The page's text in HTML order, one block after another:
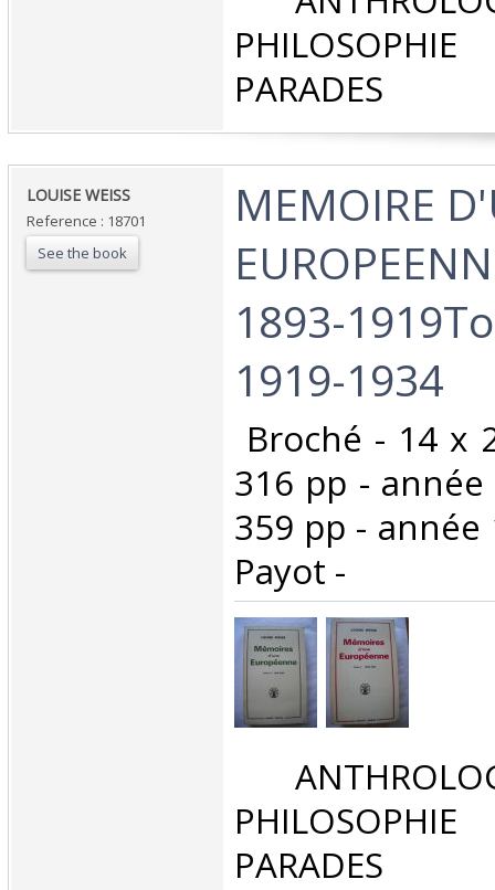
PHILOSOPHIE
PARADES‎
‎LOUISE WEISS‎
Reference : 18701
See the book
‎MEMOIRE
1893-
1919-1934‎
Broché - 14 x
316 pp -
359 pp - année
Payot - ‎
PHILOSOPHIE
PARADES‎